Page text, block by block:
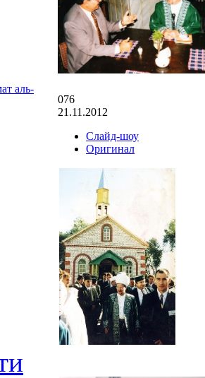
аль-
076
21.11.2012
Слайд-шоу
Оригинал